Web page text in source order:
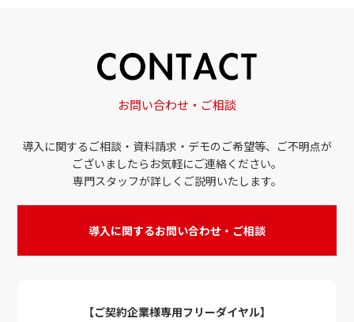
お問い合わせ・ご相談
導入に関するご相談・資料請求・デモのご希望等、ご不明点が
ございましたらお気軽にご連絡ください。
専門スタッフが詳しくご説明いたします。
導入に関するお問い合わせ・ご相談
【ご契約企業様専用フリーダイヤル】